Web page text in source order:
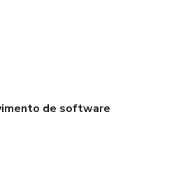
de software